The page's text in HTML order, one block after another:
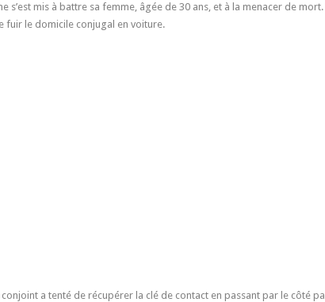
s’est mis à battre sa femme, âgée de 30 ans, et à la menacer de
fuir le domicile conjugal en voiture.
a tenté de récupérer la clé de contact en passant par le côté